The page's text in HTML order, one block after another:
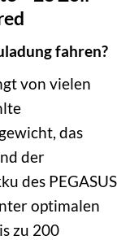
fahren?
von vielen
das
der
des PEGASUS
optimalen
zu 200